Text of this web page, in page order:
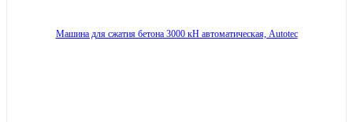
Машина для сжатия бетона 3000 кН автоматическая, Autotec